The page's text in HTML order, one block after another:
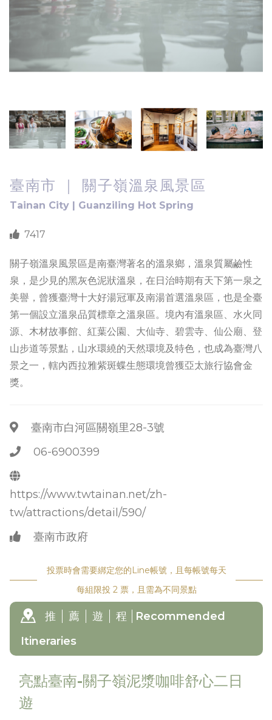
臺南市 ｜ 關子嶺溫泉風景區
Tainan City | Guanziling Hot Spring
7417
關子嶺溫泉風景區是南臺灣著名的溫泉鄉，溫泉質屬鹼性
泉，是少見的黑灰色泥狀溫泉，在日治時期有天下第一泉之
美譽，曾獲臺灣十大好湯冠軍及南湯首選溫泉區，也是全臺
第一個設立溫泉品質標章之溫泉區。境內有溫泉區、水火同
源、木材故事館、紅葉公園、大仙寺、碧雲寺、仙公廟、登
山步道等景點，山水環繞的天然環境及特色，也成為臺灣八
景之一，轄內西拉雅紫斑蝶生態環境曾獲亞太旅行協會金
獎。
臺南市白河區關嶺里28-3號
06-6900399
https://www.twtainan.net/zh-
tw/attractions/detail/590/
臺南市政府
投票時會需要綁定您的Line帳號，且每帳號每天
每組限投 2 票，且需為不同景點
推 薦 遊 程
Recommended
Itineraries
亮點臺南-關子嶺泥漿咖啡舒心二日
遊